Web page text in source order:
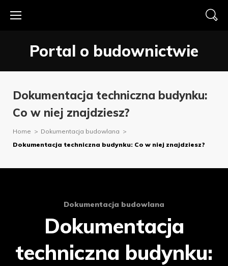
Portal o budownictwie
Dokumentacja techniczna budynku:
Co w niej znajdziesz?
Home > Dokumentacja budowlana >
Dokumentacja techniczna budynku: Co w niej znajdziesz?
Dokumentacja budowlana
Dokumentacja
techniczna budynku: